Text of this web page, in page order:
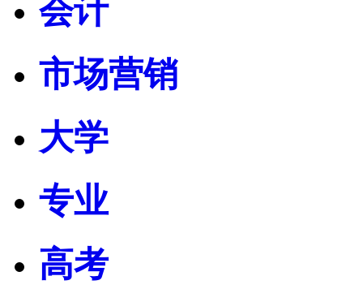
会计
市场营销
大学
专业
高考